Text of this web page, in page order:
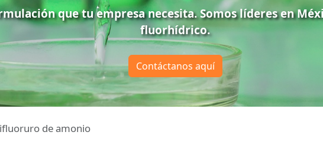
que tu empresa necesita. Somos líderes en
fluorhídrico.
Contáctanos aquí
de amonio